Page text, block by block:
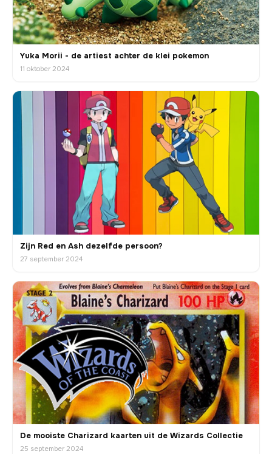
Yuka Morii - de artiest achter de klei pokemon
11 oktober 2024
Zijn Red en Ash dezelfde persoon?
27 september 2024
De mooiste Charizard kaarten uit de Wizards Collectie
25 september 2024